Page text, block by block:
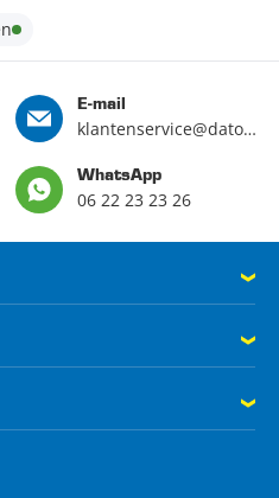
E-mail
klantenservice@datona.nl
WhatsApp
06 22 23 23 26